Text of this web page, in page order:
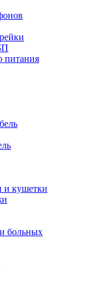
питания
и кушетки
больных